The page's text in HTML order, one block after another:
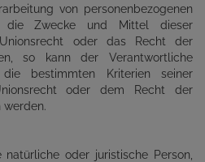
von personenbezogenen
die Zwecke und Mittel dieser
oder das Recht der
so kann der Verantwortliche
die bestimmten Kriterien seiner
oder dem Recht der
werden.
oder juristische Person,